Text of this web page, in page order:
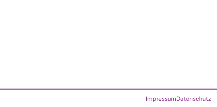
ImpressumDatenschutz